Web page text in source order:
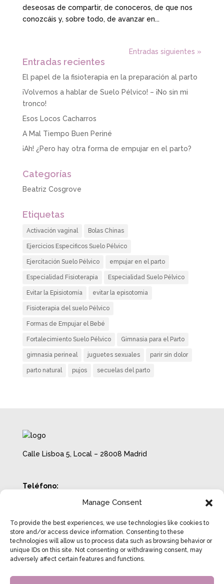
Manage Consent
To provide the best experiences, we use technologies like cookies to
store and/or access device information. Consenting to these
technologies will allow us to process data such as browsing behavior or
unique IDs on this site. Not consenting or withdrawing consent, may
adversely affect certain features and functions.
deseosas de compartir, de conoceros, de que nos
conozcáis y, sobre todo, de avanzar en...
Entradas siguientes »
Entradas recientes
El papel de la fisioterapia en la preparación al parto
¡Volvemos a hablar de Suelo Pélvico! – ¡No sin mi
tronco!
Esos Locos Cacharros
A Mal Tiempo Buen Periné
¡Ah! ¿Pero hay otra forma de empujar en el parto?
Categorías
Beatriz Cosgrove
Etiquetas
Activación vaginal Bolas Chinas
Ejercicios Especificos Suelo Pélvico
Ejercitación Suelo Pélvico empujar en el parto
Especialidad Fisioterapia Especialidad Suelo Pélvico
Evitar la Episiotomía evitar la episotomia
Fisioterapia del suelo Pélvico
Formas de Empujar el Bebé
Fortalecimiento Suelo Pélvico Gimnasia para el Parto
gimnasia perineal juguetes sexuales parir sin dolor
parto natural pujos secuelas del parto
Calle Lisboa 5, Local – 28008 Madrid
Teléfono:
info@beatrizcosgrove.com
Horario con cita previa:
Lunes a Jueves de 8:00 a 20:00
Viernes de 8:00 a 14:00